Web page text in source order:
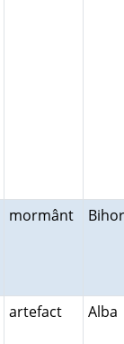
mormânt
artefact Alba